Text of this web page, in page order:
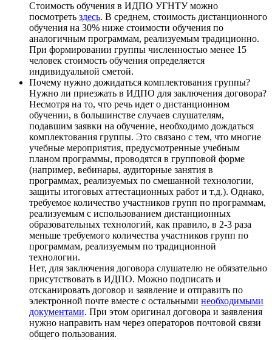
Стоимость обучения в ИДПО УГНТУ можно
посмотреть здесь. В среднем, стоимость дистанционного
обучения на 30% ниже стоимости обучения по
аналогичным программам, реализуемым традиционно.
При формировании группы численностью менее 15
человек стоимость обучения определяется
индивидуальной сметой.
Почему нужно дожидаться комплектования группы?
Нужно ли приезжать в ИДПО для заключения договора?
Несмотря на то, что речь идет о дистанционном
обучении, в большинстве случаев слушателям,
подавшим заявки на обучение, необходимо дождаться
комплектования группы. Это связано с тем, что многие
учебные мероприятия, предусмотренные учебным
планом программы, проводятся в групповой форме
(например, вебинары, аудиторные занятия в
программах, реализуемых по смешанной технологии,
защиты итоговых аттестационных работ и т.д.). Однако,
требуемое количество участников групп по программам,
реализуемым с использованием дистанционных
образовательных технологий, как правило, в 2-3 раза
меньше требуемого количества участников групп по
программам, реализуемым по традиционной
технологии.
Нет, для заключения договора слушателю не обязательно
присутствовать в ИДПО. Можно подписать и
отсканировать договор и заявление и отправить по
электронной почте вместе с остальными необходимыми
документами. При этом оригинал договора и заявления
нужно направить нам через операторов почтовой связи
общего пользования.